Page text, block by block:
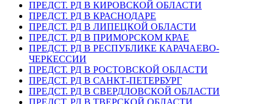
ПРЕДСТ. РД В КИРОВСКОЙ ОБЛАСТИ
ПРЕДСТ. РД В КРАСНОДАРЕ
ПРЕДСТ. РД В ЛИПЕЦКОЙ ОБЛАСТИ
ПРЕДСТ. РД В ПРИМОРСКОМ КРАЕ
ПРЕДСТ. РД В РЕСПУБЛИКЕ КАРАЧАЕВО-
ЧЕРКЕССИИ
ПРЕДСТ. РД В РОСТОВСКОЙ ОБЛАСТИ
ПРЕДСТ. РД В САНКТ-ПЕТЕРБУРГ
ПРЕДСТ. РД В СВЕРДЛОВСКОЙ ОБЛАСТИ
ПРЕДСТ. РД В ТВЕРСКОЙ ОБЛАСТИ